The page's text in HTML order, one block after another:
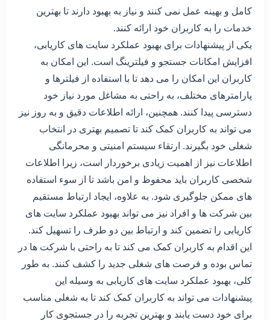
کامل و بهینه عمل نمی کنند و نیاز به بهبود دارند تا بهترین
خدمات را به کاربران خود ارائه کنند.
یکی از پیشنهادات برای بهبود عملکرد سایت های کاریابی،
افزایش امکانات جستجو و فیلترینگ است. این امکان به
کاربران این امکان را می دهد تا با استفاده از فیلترها و
پارامترهای مختلف، به راحتی به مشاغل مورد نیاز خود
دسترسی پیدا کنند. همچنین، ارائه اطلاعات دقیق و به روز نیز
می تواند به کاربران کمک کند تا تصمیم بهتری در انتخاب
شغلی خود بگیرند. ارتقاء سیستم امنیتی و محرمانگی
اطلاعات نیز از اهمیت زیادی برخوردار است، زیرا اطلاعات
شخصی کاربران باید محفوظ و امن باشد تا از سوء استفاده
های ممکن جلوگیری شود. به علاوه، ایجاد ارتباط مستقیم
بین شرکت ها و افراد نیز می تواند بهبود عملکرد سایت های
کاریابی را تضمین کند و ارتباط بین دو طرف را تسهیل کند.
این اقدام به کاربران کمک می کند تا به راحتی با شرکت ها در
تماس بوده و فرصت های شغلی جدید را کشف کنند. به طور
کلی، بهبود عملکرد سایت های کاریابی به وسیله این
پیشنهادات می تواند به کاربران کمک کند تا به شغلی مناسب
برای خود دست یابند و بهترین تجربه را در جستجوی کار